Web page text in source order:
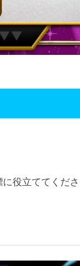
役立ててくだ